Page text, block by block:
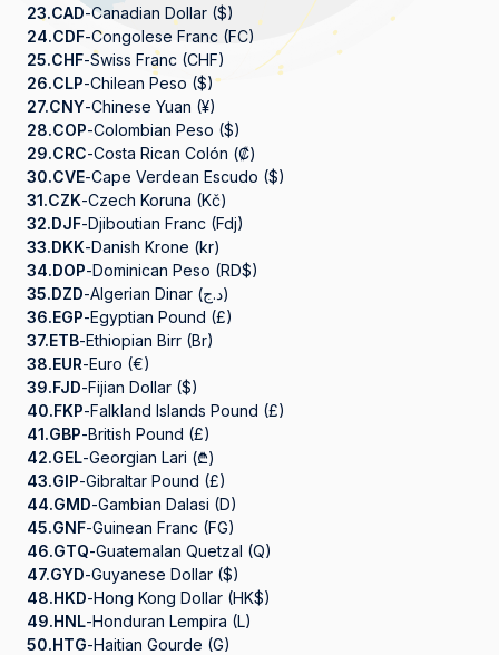
23.CAD-Canadian Dollar ($)
24.CDF-Congolese Franc (FC)
25.CHF-Swiss Franc (CHF)
26.CLP-Chilean Peso ($)
27.CNY-Chinese Yuan (¥)
28.COP-Colombian Peso ($)
29.CRC-Costa Rican Colón (₡)
30.CVE-Cape Verdean Escudo ($)
31.CZK-Czech Koruna (Kč)
32.DJF-Djiboutian Franc (Fdj)
33.DKK-Danish Krone (kr)
34.DOP-Dominican Peso (RD$)
35.DZD-
Algerian Dinar (د.ج)
36.EGP-Egyptian Pound (£)
37.ETB-Ethiopian Birr (Br)
38.EUR-Euro (€)
39.FJD-Fijian Dollar ($)
40.FKP-Falkland Islands Pound (£)
41.GBP-British Pound (£)
42.GEL-Georgian Lari (₾)
43.GIP-Gibraltar Pound (£)
44.GMD-Gambian Dalasi (D)
45.GNF-Guinean Franc (FG)
46.GTQ-Guatemalan Quetzal (Q)
47.GYD-Guyanese Dollar ($)
48.HKD-Hong Kong Dollar (HK$)
49.HNL-Honduran Lempira (L)
50.HTG-Haitian Gourde (G)